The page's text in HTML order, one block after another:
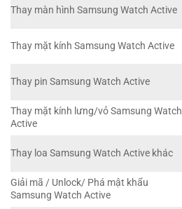
Thay màn hình Samsung Watch Active
Thay mặt kính Samsung Watch Active
Thay pin Samsung Watch Active
Thay mặt kính lưng/vỏ Samsung Watch
Active
Thay loa Samsung Watch Active khác
Giải mã / Unlock/ Phá mật khẩu
Samsung Watch Active